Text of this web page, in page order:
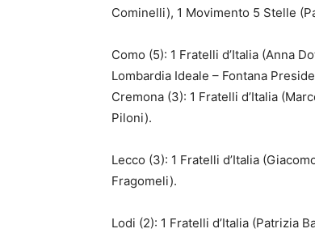
Cominelli), 1 Movimento 5 Stelle
Como (5): 1 Fratelli d’Italia (Anna
Lombardia Ideale – Fontana
Cremona (3): 1 Fratelli d’Italia
Piloni).
Lecco (3): 1 Fratelli d’Italia
Fragomeli).
Lodi (2): 1 Fratelli d’Italia (Patrizia